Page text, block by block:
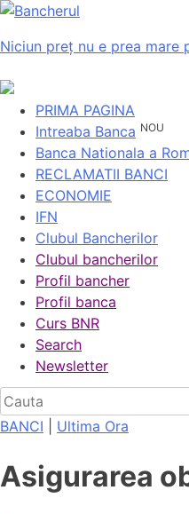
Niciun preț nu e prea mare
PRIMA PAGINA
Intreaba Banca NOU
Banca Nationala a
RECLAMATII BANCI
ECONOMIE
IFN
Clubul Bancherilor
Clubul bancherilor
Profil bancher
Profil banca
Curs BNR
Search
Newsletter
BANCI Ultima Ora
Asigurarea